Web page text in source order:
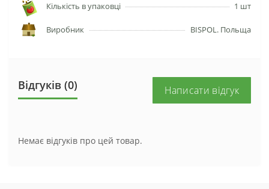
Кількість в упаковці 1 шт
Виробник BISPOL. Польща
Відгуків (0) Написати відгук
Немає відгуків про цей товар.